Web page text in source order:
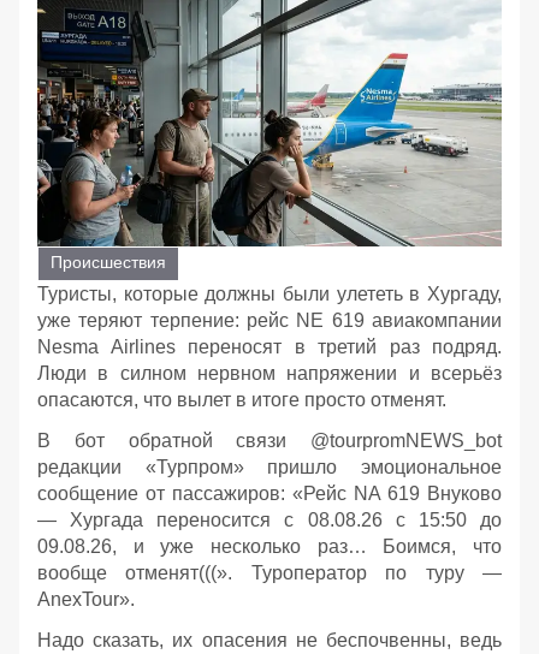
Происшествия
Туристы, которые должны были улететь в Хургаду,
уже теряют терпение: рейс NE 619 авиакомпании
Nesma Airlines переносят в третий раз подряд.
Люди в силном нервном напряжении и всерьёз
опасаются, что вылет в итоге просто отменят.
В бот обратной связи @tourpromNEWS_bot
редакции «Турпром» пришло эмоциональное
сообщение от пассажиров: «Рейс NA 619 Внуково
— Хургада переносится с 08.08.26 с 15:50 до
09.08.26, и уже несколько раз… Боимся, что
вообще отменят(((». Туроператор по туру —
AnexTour».
Надо сказать, их опасения не беспочвенны, ведь